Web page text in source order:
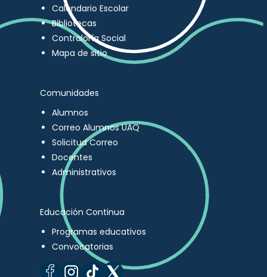
Calendario Escolar
Bibliotecas
Contraloría Social
Mapa de sitio
Comunidades
Alumnos
Correo Alumnos UAQ
Solicitud Correo
Docentes
Administrativos
Educación Continua
Programas educativos
Convocatorias